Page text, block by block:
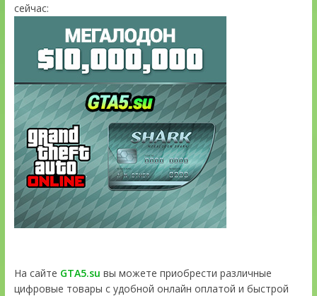
сейчас:
На сайте GTA5.su вы можете приобрести различные
цифровые товары с удобной онлайн оплатой и быстрой